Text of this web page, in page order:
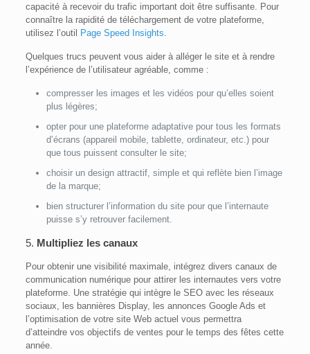
capacité à recevoir du trafic important doit être suffisante. Pour
connaître la rapidité de téléchargement de votre plateforme,
utilisez l’outil
Page Speed Insights.
Quelques trucs peuvent vous aider à alléger le site et à rendre
l’expérience de l’utilisateur agréable, comme :
compresser les images et les vidéos pour qu’elles soient
plus légères;
opter pour une plateforme adaptative pour tous les formats
d’écrans (appareil mobile, tablette, ordinateur, etc.) pour
que tous puissent consulter le site;
choisir un design attractif, simple et qui reflète bien l’image
de la marque;
bien structurer l’information du site pour que l’internaute
puisse s’y retrouver facilement.
5. Multipliez les canaux
Pour obtenir une visibilité maximale, intégrez divers canaux de
communication numérique pour attirer les internautes vers votre
plateforme. Une stratégie qui intègre le SEO avec les réseaux
sociaux, les bannières Display, les annonces Google Ads et
l’optimisation de votre site Web actuel vous permettra
d’atteindre vos objectifs de ventes pour le temps des fêtes cette
année.